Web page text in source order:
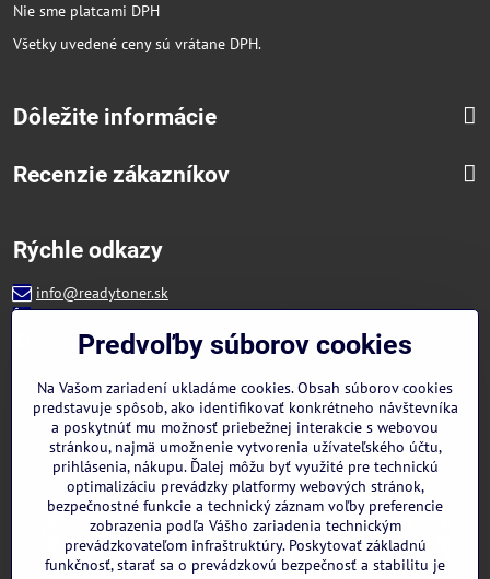
Nie sme platcami DPH
Všetky uvedené ceny sú vrátane DPH.
Dôležite informácie
Recenzie zákazníkov
Rýchle odkazy
info@readytoner.sk
+421 944 322 536 (PO-PIA: 09:00- 15:00)
Facebook
WhatsApp
Predvoľby súborov cookies
Na Vašom zariadení ukladáme cookies. Obsah súborov cookies
predstavuje spôsob, ako identifikovať konkrétneho návštevníka
a poskytnúť mu možnosť priebežnej interakcie s webovou
stránkou, najmä umožnenie vytvorenia užívateľského účtu,
prihlásenia, nákupu. Ďalej môžu byť využité pre technickú
optimalizáciu prevádzky platformy webových stránok,
bezpečnostné funkcie a technický záznam voľby preferencie
zobrazenia podľa Vášho zariadenia technickým
prevádzkovateľom infraštruktúry. Poskytovať základnú
funkčnosť, starať sa o prevádzkovú bezpečnosť a stabilitu je